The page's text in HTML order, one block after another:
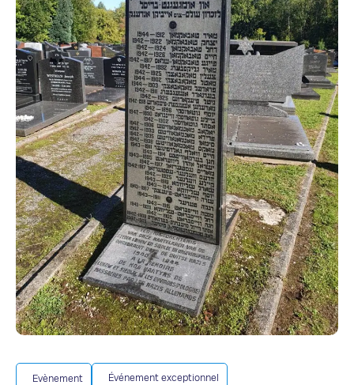
Evènement Événement exceptionnel